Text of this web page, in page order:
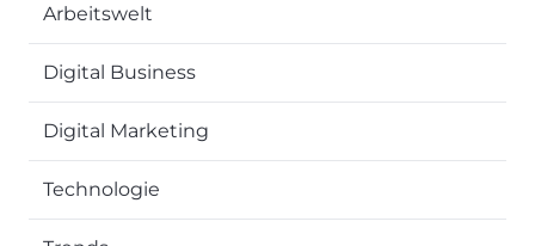
Arbeitswelt
Digital Business
Digital Marketing
Technologie